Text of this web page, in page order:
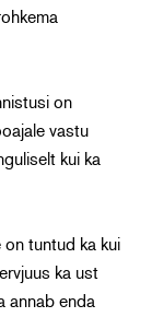
on
vastu
kui ka
on tuntud ka kui
ka ust
annab enda